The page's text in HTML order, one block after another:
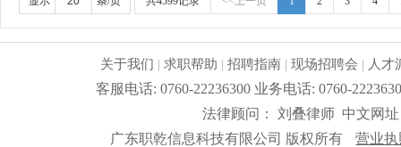
关于我们 |求职帮助 |招聘指南 |现场招聘会 | 人才
客服电话: 0760-22236300 业务电话: 0760-
法律顾问： 刘叠律师 中文网
广东职乾信息科技有限公司 版权所有
营业